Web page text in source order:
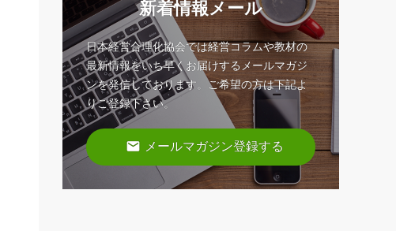
新着情報メール
日本経営合理化協会では経営コラムや教材の
最新情報をいち早くお届けするメールマガジ
ンを発信しております。ご希望の方は下記よ
りご登録下さい。
email メールマガジン登録する